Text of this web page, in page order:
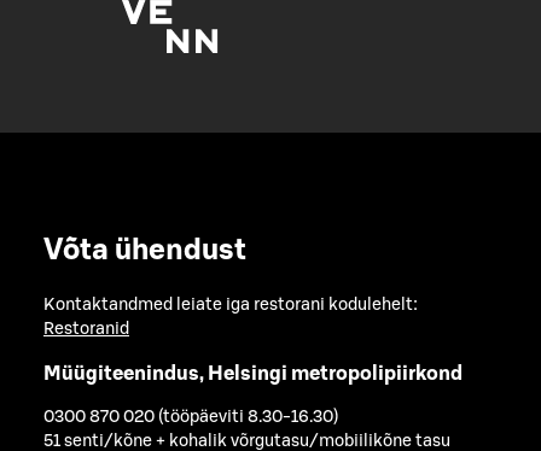
Võta ühendust
Kontaktandmed leiate iga restorani kodulehelt:
Restoranid
Müügiteenindus, Helsingi metropolipiirkond
0300 870 020 (tööpäeviti 8.30-16.30)
51 senti/kõne + kohalik võrgutasu/mobiilikõne tasu